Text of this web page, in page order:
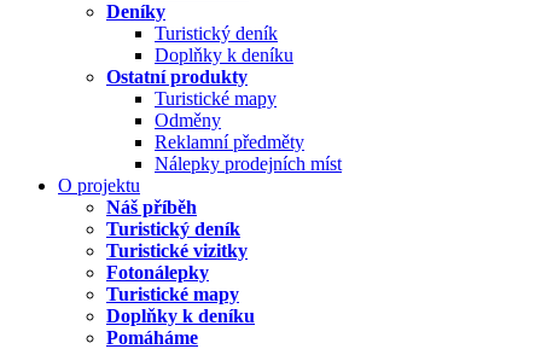
Deníky
Turistický deník
Doplňky k deníku
Ostatní produkty
Turistické mapy
Odměny
Reklamní předměty
Nálepky prodejních míst
O projektu
Náš příběh
Turistický deník
Turistické vizitky
Fotonálepky
Turistické mapy
Doplňky k deníku
Pomáháme